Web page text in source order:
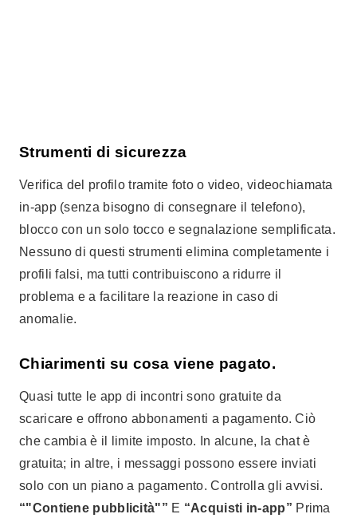
Strumenti di sicurezza
Verifica del profilo tramite foto o video, videochiamata
in-app (senza bisogno di consegnare il telefono),
blocco con un solo tocco e segnalazione semplificata.
Nessuno di questi strumenti elimina completamente i
profili falsi, ma tutti contribuiscono a ridurre il
problema e a facilitare la reazione in caso di
anomalie.
Chiarimenti su cosa viene pagato.
Quasi tutte le app di incontri sono gratuite da
scaricare e offrono abbonamenti a pagamento. Ciò
che cambia è il limite imposto. In alcune, la chat è
gratuita; in altre, i messaggi possono essere inviati
solo con un piano a pagamento. Controlla gli avvisi.
“"Contiene pubblicità"” E “Acquisti in-app” Prima